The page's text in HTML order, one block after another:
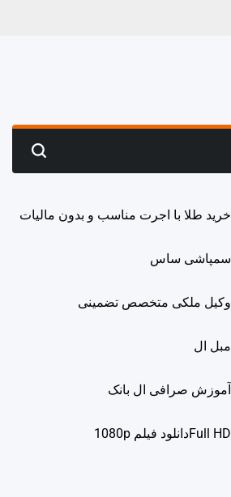
Search
خرید طلا با اجرت مناسب و بدون مالیات
سمپاشی ساس
وکیل ملکی متخصص تضمینی
مبل ال
آموزش صرافی ال بانک
Full HDدانلود فيلم 1080p